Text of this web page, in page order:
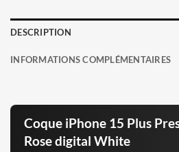
DESCRIPTION
INFORMATIONS COMPLÉMENTAIRES
Coque iPhone 15 Plus
Rose digital White